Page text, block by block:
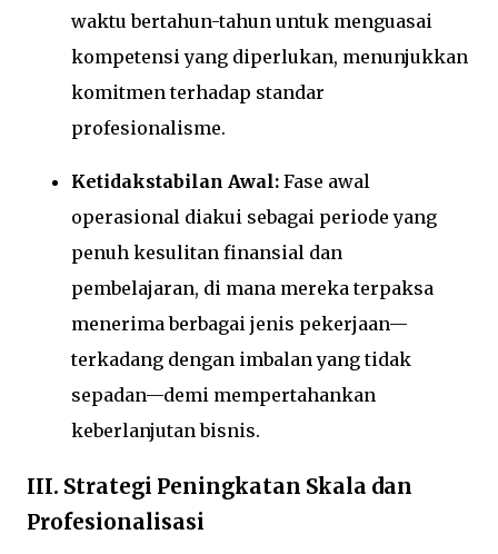
waktu bertahun-tahun untuk menguasai
kompetensi yang diperlukan, menunjukkan
komitmen terhadap standar
profesionalisme.
Ketidakstabilan Awal: Fase awal
operasional diakui sebagai periode yang
penuh kesulitan finansial dan
pembelajaran, di mana mereka terpaksa
menerima berbagai jenis pekerjaan—
terkadang dengan imbalan yang tidak
sepadan—demi mempertahankan
keberlanjutan bisnis.
III. Strategi Peningkatan Skala dan
Profesionalisasi